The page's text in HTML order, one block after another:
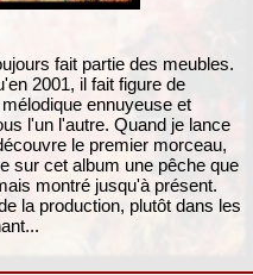
fait partie des meubles.
2001, il fait figure de
ennuyeuse et
l'un l'autre. Quand je lance
le premier morceau,
sur cet album une pêche que
montré jusqu'à présent.
la production, plutôt dans les